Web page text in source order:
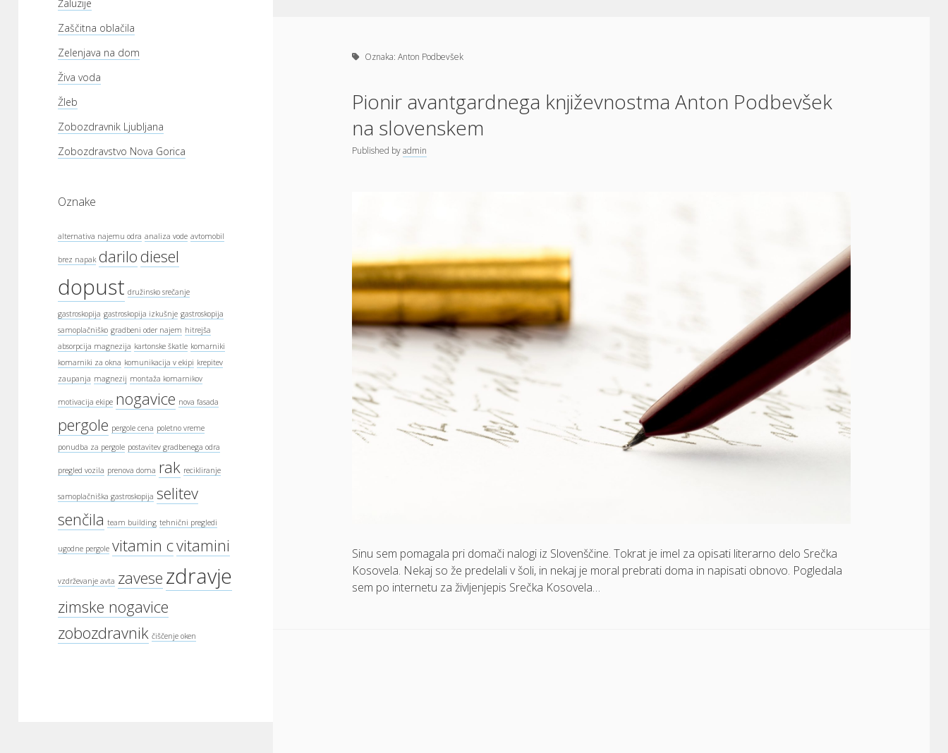
Žaluzije
Zaščitna oblačila
Zelenjava na dom
Živa voda
Žleb
Zobozdravnik Ljubljana
Zobozdravstvo Nova Gorica
Oznake
alternativa najemu odra analiza vode avtomobil
brez napak darilodiesel
dopust družinsko srečanje
gastroskopija gastroskopija izkušnje gastroskopija
samoplačniško gradbeni oder najem hitrejša
absorpcija magnezija kartonske škatle komarniki
komarniki za okna komunikacija v ekipi krepitev
zaupanja magnezij montaža komarnikov
motivacija ekipe nogavice nova fasada
pergole pergole cena poletno vreme
ponudba za pergole postavitev gradbenega odra
pregled vozila prenova doma rak recikliranje
samoplačniška gastroskopija selitev
senčila team building tehnični pregledi
ugodne pergole vitamin cvitamini
vzdrževanje avta zavese zdravje
zimske nogavice
zobozdravnik čiščenje oken
Oznaka:Anton Podbevšek
Pionir avantgardnega književnostma Anton Podbevšek
na slovenskem
Published byadmin
Sinu sem pomagala pri domači nalogi iz Slovenščine. Tokrat je imel za opisati literarno delo Srečka
Kosovela. Nekaj so že predelali v šoli, in nekaj je moral prebrati doma in napisati obnovo. Pogledala
sem po internetu za življenjepis Srečka Kosovela…